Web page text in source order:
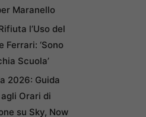
Maranello
l’Uso del
Ferrari: ‘Sono
Scuola’
2026: Guida
Orari di
su Sky, Now